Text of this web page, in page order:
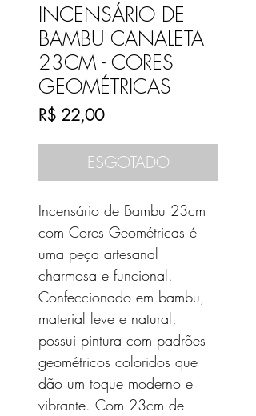
INCENSÁRIO DE
BAMBU CANALETA
23CM - CORES
GEOMÉTRICAS
R$ 22,00Preço
ESGOTADO
Incensário de Bambu 23cm
com Cores Geométricas é
uma peça artesanal
charmosa e funcional.
Confeccionado em bambu,
material leve e natural,
possui pintura com padrões
geométricos coloridos que
dão um toque moderno e
vibrante. Com 23cm de